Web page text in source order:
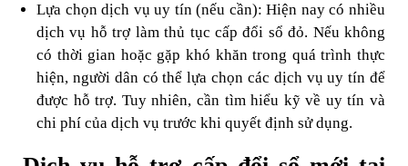
Lựa chọn dịch vụ uy tín (nếu cần): Hiện nay có nhiều
dịch vụ hỗ trợ làm thủ tục cấp đổi sổ đỏ. Nếu không
có thời gian hoặc gặp khó khăn trong quá trình thực
hiện, người dân có thể lựa chọn các dịch vụ uy tín để
được hỗ trợ. Tuy nhiên, cần tìm hiểu kỹ về uy tín và
chi phí của dịch vụ trước khi quyết định sử dụng.